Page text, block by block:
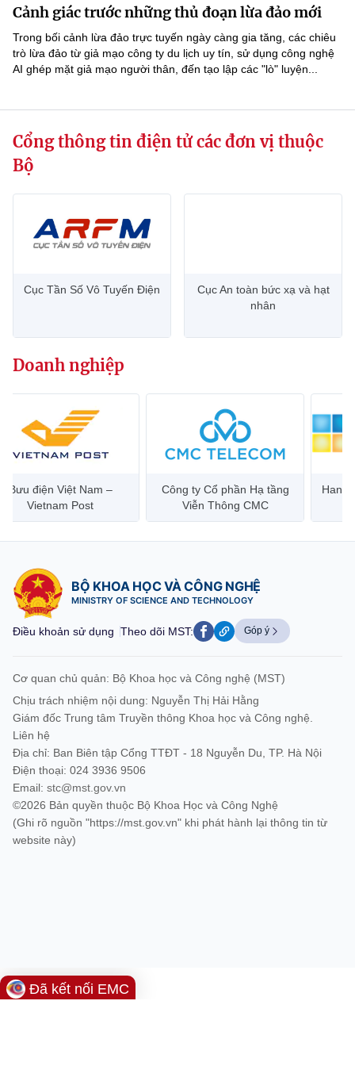
Sở Khoa học và Công nghệ
Chuyển đổi số
Bưu chính, Viễn thông
Tiêu chuẩn, đo lường, chất lượng
Tin tổng hợp
Văn bản QPPL
Văn bản chỉ đạo điều hành
MST IOFFICE
THỐNG KÊ
Đổi mới sáng tạo
Chuyển đổi số
Sở hữu trí tuệ
Tiêu chuẩn, đo lường, chất lượng
Khác
Videos
Infographic
Voice
Chọn ngôn ngữ
Vietnamese English
MINISTRY OF SCIENCE AND TECHNOLOGY
Điều khoản sử dụng Theo dõi MST: Góp ý
Cơ quan chủ quản: Bộ Khoa học và Công nghệ (MST)
Chịu trách nhiệm nội dung: Nguyễn Thị Hải Hằng
Giám đốc Trung tâm Truyền thông Khoa học và Công nghệ.
Liên hệ
Địa chỉ: Ban Biên tập Cổng TTĐT - 18 Nguyễn Du, TP. Hà Nội
Email:stc@mst.gov.vn
©2026 Bản quyền thuộc Bộ Khoa Học và Công Nghệ
(Ghi rõ nguồn "https://mst.gov.vn" khi phát hành lại thông tin từ
website này)
Cảnh giác trước những thủ đoạn lừa đảo mới
Trong bối cảnh lừa đảo trực tuyến ngày càng gia tăng, các chiêu
trò lừa đảo từ giả mạo công ty du lịch uy tín, sử dụng công nghệ
AI ghép mặt giả mạo người thân, đến tạo lập các "lò" luyện...
Cổng thông tin điện tử các đơn vị thuộc
Bộ
Cục Tần Số Vô Tuyến Điện
Cục An toàn bức xạ và hạt
nhân
Doanh nghiệp
Bưu điện Việt Nam –
Vietnam Post
Công ty Cổ phần Hạ tầng
Viễn Thông CMC
Hanoi
BỘ KHOA HỌC VÀ CÔNG NGHỆ
MINISTRY OF SCIENCE AND TECHNOLOGY
Điều khoản sử dụng Theo dõi MST: Góp ý
Cơ quan chủ quản: Bộ Khoa học và Công nghệ (MST)
Chịu trách nhiệm nội dung: Nguyễn Thị Hải Hằng
Giám đốc Trung tâm Truyền thông Khoa học và Công nghệ.
Liên hệ
Địa chỉ: Ban Biên tập Cổng TTĐT - 18 Nguyễn Du, TP. Hà Nội
Điện thoại: 024 3936 9506
Email: stc@mst.gov.vn
©2026 Bản quyền thuộc Bộ Khoa Học và Công Nghệ
(Ghi rõ nguồn "https://mst.gov.vn" khi phát hành lại thông tin từ
website này)
Đã kết nối EMC